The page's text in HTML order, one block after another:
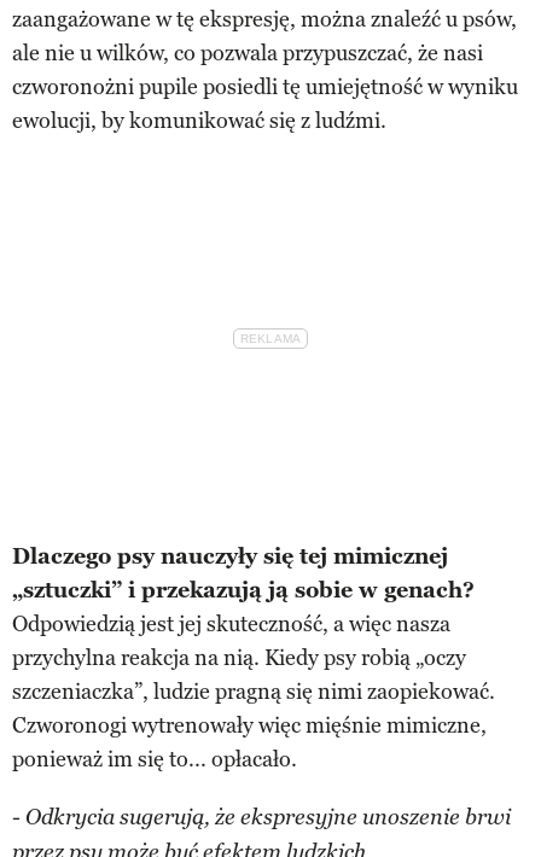
zaangażowane w tę ekspresję, można znaleźć u psów,
ale nie u wilków, co pozwala przypuszczać, że nasi
czworonożni pupile posiedli tę umiejętność w wyniku
ewolucji, by komunikować się z ludźmi.
Dlaczego psy nauczyły się tej mimicznej
„sztuczki” i przekazują ją sobie w genach?
Odpowiedzią jest jej skuteczność, a więc nasza
przychylna reakcja na nią. Kiedy psy robią „oczy
szczeniaczka”, ludzie pragną się nimi zaopiekować.
Czworonogi wytrenowały więc mięśnie mimiczne,
ponieważ im się to... opłacało.
- Odkrycia sugerują, że ekspresyjne unoszenie brwi